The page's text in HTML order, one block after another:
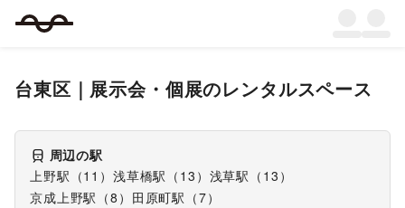
台東区 ｜ 展示会・個展のレンタルスペース
周辺の駅
上野駅 （11 ） 浅草橋駅 （ 13 ） 浅草駅 （ 13 ）
京成上野駅 （8 ） 田原町駅 （7）